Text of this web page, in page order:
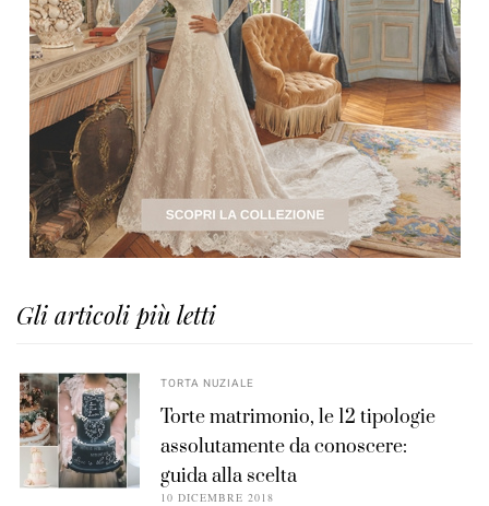
Gli articoli più letti
TORTA NUZIALE
Torte matrimonio, le 12 tipologie
assolutamente da conoscere:
guida alla scelta
10 DICEMBRE 2018